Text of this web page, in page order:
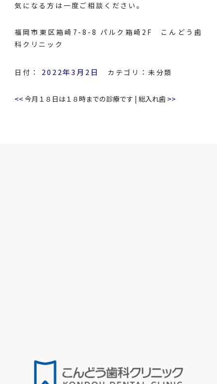
気になる方は一度ご相談ください。
福岡市東区箱崎7-8-8 パルク箱崎2F こんどう歯
科クリニック
日付： 2022年3月2日 カテゴリ： 未分類
<< 今月１８日は１８時までの診療です | 総入れ歯 >>